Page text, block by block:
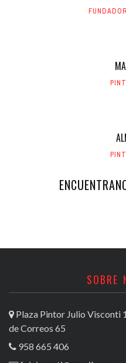
SOBRE
Plaza Pintor Julio Visconti
de Correos 65
958 665 406